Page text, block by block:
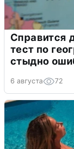
Справится
тест по
стыдно
6 августа 72